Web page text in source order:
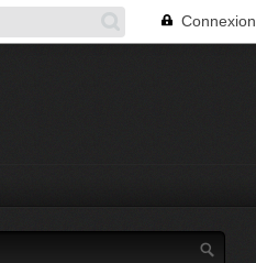
Connexion